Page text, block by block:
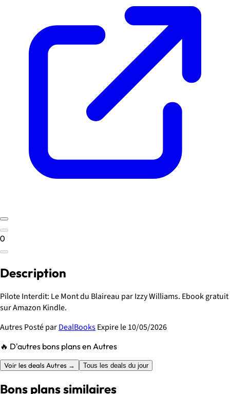
0
Description
Pilote Interdit: Le Mont du Blaireau par Izzy Williams. Ebook gratuit
sur Amazon Kindle.
AutresPosté parDealBooksExpire le 10/05/2026
🔥 D'autres bons plans en Autres
Voir les deals Autres → Tous les deals du jour
Bons plans similaires